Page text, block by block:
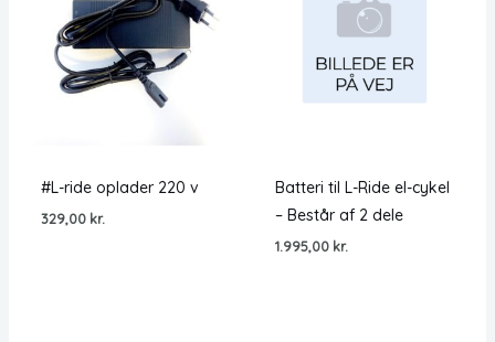
#L-ride oplader 220 v
329,00 kr.
Batteri til L-Ride el-cykel
– Består af 2 dele
1.995,00 kr.